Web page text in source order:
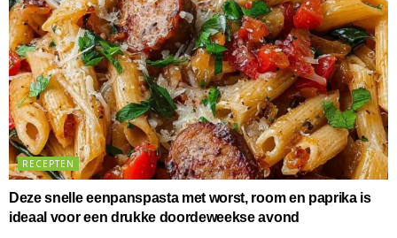
RECEPTEN
Deze snelle eenpanspasta met worst, room en paprika is
ideaal voor een drukke doordeweekse avond